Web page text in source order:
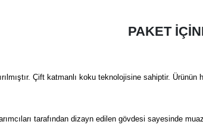
PAKET
Çift katmanlı koku teknolojisine sahiptir.
tarafından dizayn edilen gövdesi sayesinde